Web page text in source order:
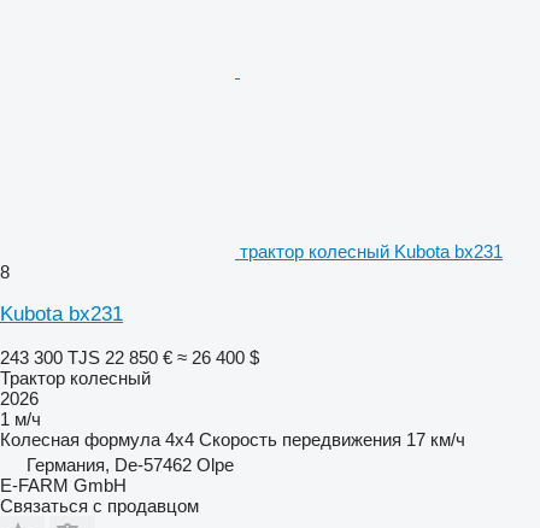
трактор колесный Kubota bx231
8
Kubota bx231
243 300 TJS 22 850 € ≈ 26 400 $
Трактор колесный
2026
1 м/ч
Колесная формула 4x4 Скорость передвижения 17 км/ч
Германия, De-57462 Olpe
E-FARM GmbH
Связаться с продавцом